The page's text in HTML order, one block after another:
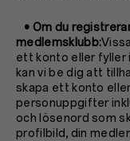
• Om du
medlemsklubb:
ett konto eller fyller
kan vi be dig att
skapa ett konto
personuppgifter
och lösenord som
profilbild, din